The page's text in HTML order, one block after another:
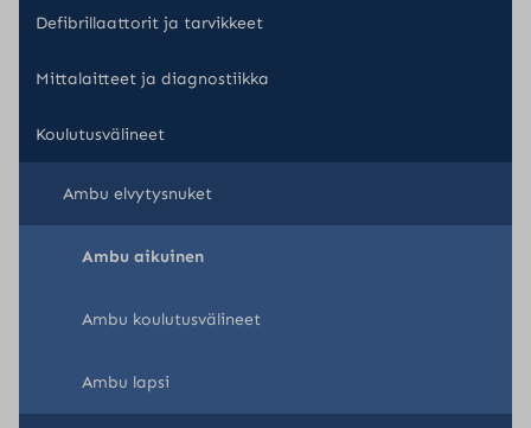
Defibrillaattorit ja tarvikkeet
Mittalaitteet ja diagnostiikka
Koulutusvälineet
Ambu elvytysnuket
Ambu aikuinen
Ambu koulutusvälineet
Ambu lapsi